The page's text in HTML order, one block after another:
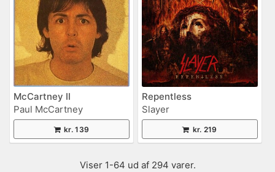
McCartney II
Paul McCartney
kr. 139
Repentless
Slayer
kr. 219
Viser 1-64 ud af 294 varer.